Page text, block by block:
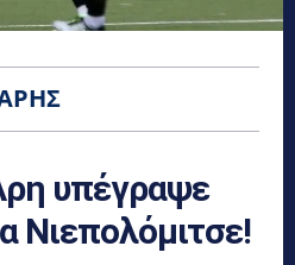
υπέγραψε
Νιεπολόμιτσε!